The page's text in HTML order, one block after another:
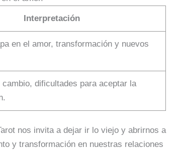
Interpretación
en el amor, transformación y nuevos
dificultades para aceptar la
nos invita a dejar ir lo viejo y abrirnos a
y transformación en nuestras relaciones